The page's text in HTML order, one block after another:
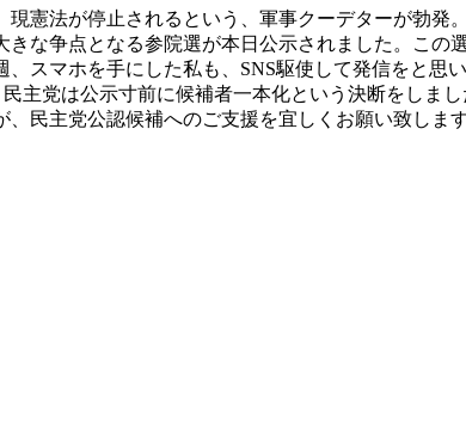
憲法が停止されるという、軍事クーデターが勃発
な争点となる参院選が本日公示されました。この
スマホを手にした私も、SNS駆使して発信をと思
主党は公示寸前に候補者一本化という決断をしま
民主党公認候補へのご支援を宜しくお願い致しま